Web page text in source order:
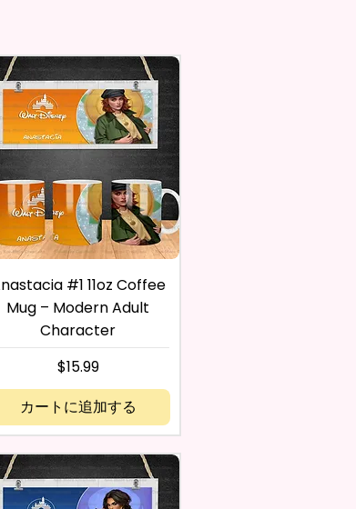
#1 11oz Coffee
Mug – Modern Adult
Character
価格
$15.99
カートに追加する